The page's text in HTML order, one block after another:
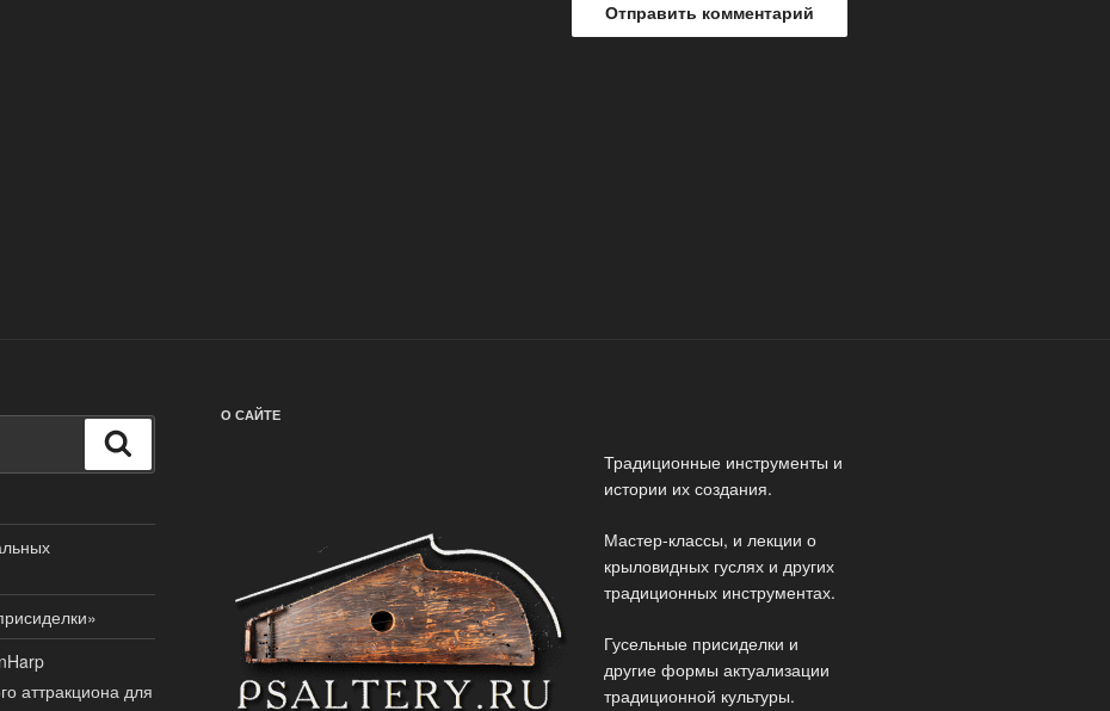
аттракциона для
О САЙТЕ
Традиционные инструменты и
истории их создания.
Мастер-классы, и лекции о
крыловидных гуслях и других
традиционных инструментах.
Гусельные присиделки и
другие формы актуализации
традиционной культуры.